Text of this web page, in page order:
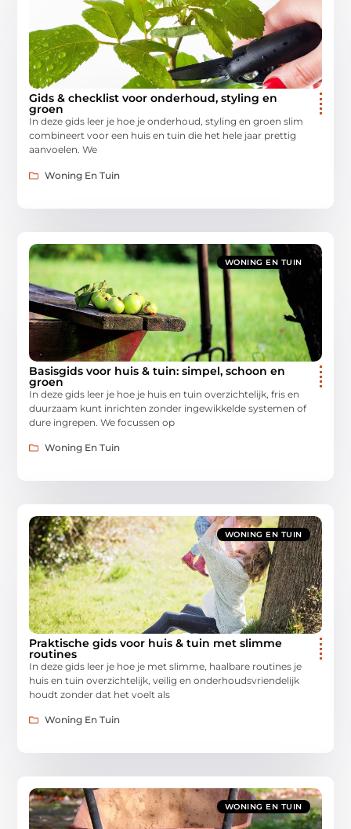
Gids & checklist voor onderhoud, styling en
groen
In deze gids leer je hoe je onderhoud, styling en groen slim
combineert voor een huis en tuin die het hele jaar prettig
aanvoelen. We
Woning En Tuin
WONING EN TUIN
Basisgids voor huis & tuin: simpel, schoon en
groen
In deze gids leer je hoe je huis en tuin overzichtelijk, fris en
duurzaam kunt inrichten zonder ingewikkelde systemen of
dure ingrepen. We focussen op
Woning En Tuin
WONING EN TUIN
Praktische gids voor huis & tuin met slimme
routines
In deze gids leer je hoe je met slimme, haalbare routines je
huis en tuin overzichtelijk, veilig en onderhoudsvriendelijk
houdt zonder dat het voelt als
Woning En Tuin
WONING EN TUIN